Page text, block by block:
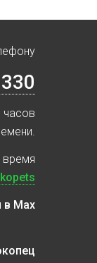
часов
время
в Max